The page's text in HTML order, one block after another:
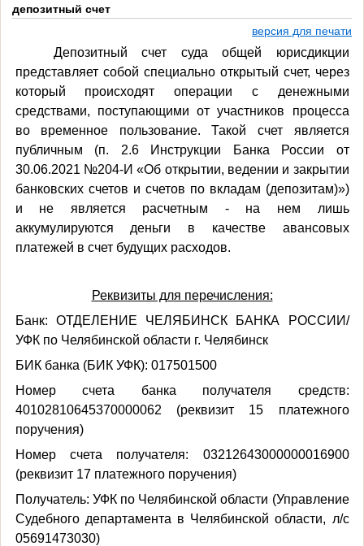
депозитный счет
версия для печати
Депозитный счет суда общей юрисдикции
представляет собой специально открытый счет, через
который происходят операции с денежными
средствами, поступающими от участников процесса
во временное пользование.Такой счет является
публичным (п. 2.6
Инструкции Банка России от
30.06.2021 №204-И «Об открытии, ведении и закрытии
банковских счетов и счетов по вкладам (депозитам)»)
и не является расчетным - на нем лишь
аккумулируются деньги в качестве авансовых
платежей в счет будущих расходов.
Реквизиты для перечисления:
Банк: ОТДЕЛЕНИЕ ЧЕЛЯБИНСК БАНКА РОССИИ/
УФК по Челябинской области г. Челябинск
БИК банка (БИК УФК): 017501500
Номер счета банка получателя средств:
40102810645370000062 (реквизит 15 платежного
поручения)
Номер счета получателя: 03212643000000016900
(реквизит 17 платежного поручения)
Получатель: УФК по Челябинской области (Управление
Судебного департамента в Челябинской области, л/с
05691473030)